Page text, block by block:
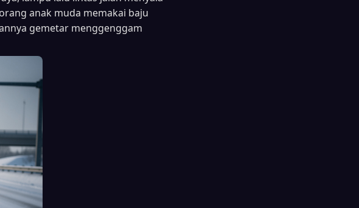
anak muda memakai baju
gemetar menggenggam